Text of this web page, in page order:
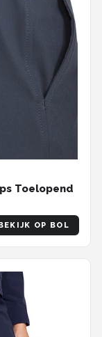
Toelopend
BEKIJK OP BOL